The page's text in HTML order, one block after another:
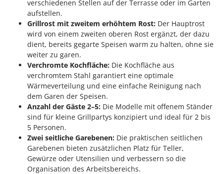
Zerstäuber
Zinkeneggen
Zubehör für Rasentraktoren
Lotusgrill
M.A.I.BO.
Macom
Macte Ovens
Makita
MAMMAMIA
Marcato
Marina Systems
Master
Mastercook
verschiedenen Stellen auf der Terrasse oder im Garten
aufstellen.
Grillrost mit zweitem erhöhtem Rost: Der Hauptrost
wird von einem zweiten oberen Rost ergänzt, der dazu
dient, bereits gegarte Speisen warm zu halten, ohne sie
weiter zu garen.
Verchromte Kochfläche: Die Kochfläche aus
verchromtem Stahl garantiert eine optimale
Wärmeverteilung und eine einfache Reinigung nach
dem Garen der Speisen.
Anzahl der Gäste 2–5: Die Modelle mit offenem Ständer
sind für kleine Grillpartys konzipiert und ideal für 2 bis
5 Personen.
Zwei seitliche Garebenen: Die praktischen seitlichen
Garebenen bieten zusätzlichen Platz für Teller,
Gewürze oder Utensilien und verbessern so die
Organisation des Arbeitsbereichs.